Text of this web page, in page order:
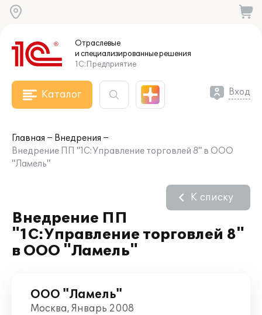
Отраслевые
и специализированныерешения
1С:Предприятие
Каталог Вход
Главная
Внедрения
Внедрение ПП "1С:Управление торговлей 8" в ООО
"Ламель"
Внедрение ПП
"1С:Управление торговлей 8"
в ООО "Ламель"
К списку
ООО "Ламель"
Москва, Январь 2008